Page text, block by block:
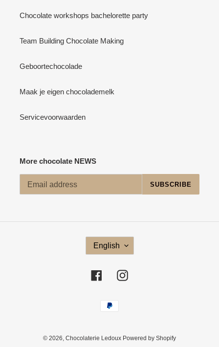
Chocolate workshops bachelorette party
Team Building Chocolate Making
Geboortechocolade
Maak je eigen chocolademelk
Servicevoorwaarden
More chocolate NEWS
SUBSCRIBE
G
U
English
FacebookInstagram
Payment
methods
© 2026, Chocolaterie Ledoux Powered by Shopify